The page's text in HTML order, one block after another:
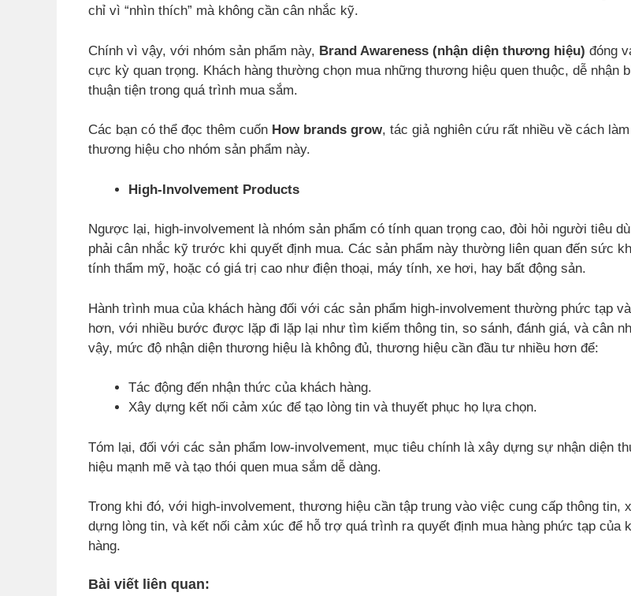
chỉ vì “nhìn thích” mà không cần cân nhắc kỹ.
Chính vì vậy, với nhóm sản phẩm này, Brand Awareness (nhận diện thương hiệu) đóng
cực kỳ quan trọng. Khách hàng thường chọn mua những thương hiệu quen thuộc, dễ nhận
thuận tiện trong quá trình mua sắm.
Các bạn có thể đọc thêm cuốn How brands grow, tác giả nghiên cứu rất nhiều về cách làm
thương hiệu cho nhóm sản phẩm này.
High-Involvement Products
Ngược lại, high-involvement là nhóm sản phẩm có tính quan trọng cao, đòi hỏi người tiêu
phải cân nhắc kỹ trước khi quyết định mua. Các sản phẩm này thường liên quan đến sức
tính thẩm mỹ, hoặc có giá trị cao như điện thoại, máy tính, xe hơi, hay bất động sản.
Hành trình mua của khách hàng đối với các sản phẩm high-involvement thường phức tạp
hơn, với nhiều bước được lặp đi lặp lại như tìm kiếm thông tin, so sánh, đánh giá, và cân
vậy, mức độ nhận diện thương hiệu là không đủ, thương hiệu cần đầu tư nhiều hơn để:
Tác động đến nhận thức của khách hàng.
Xây dựng kết nối cảm xúc để tạo lòng tin và thuyết phục họ lựa chọn.
Tóm lại, đối với các sản phẩm low-involvement, mục tiêu chính là xây dựng sự nhận diện
hiệu mạnh mẽ và tạo thói quen mua sắm dễ dàng.
Trong khi đó, với high-involvement, thương hiệu cần tập trung vào việc cung cấp thông tin,
dựng lòng tin, và kết nối cảm xúc để hỗ trợ quá trình ra quyết định mua hàng phức tạp của
hàng.
Bài viết liên quan: